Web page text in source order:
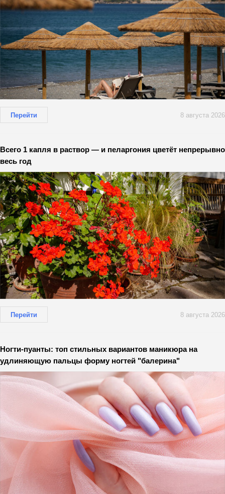
Перейти 8 августа 2026
Всего 1 капля в раствор — и пеларгония цветёт непрерывно
весь год
Перейти 8 августа 2026
Ногти-пуанты: топ стильных вариантов маникюра на
удлиняющую пальцы форму ногтей "балерина"